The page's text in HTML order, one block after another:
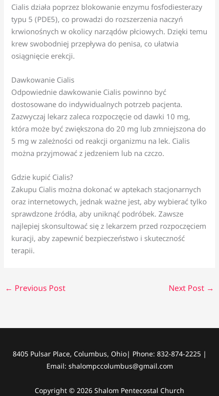
Cialis działa poprzez blokowanie enzymu fosfodiesterazy
typu 5 (PDE5), co prowadzi do rozszerzenia naczyń
krwionośnych w okolicy narządów płciowych. Dzięki temu
krew swobodniej przepływa do penisa, co ułatwia
osiągnięcie erekcji.
Dawkowanie Cialis
Odpowiednie dawkowanie Cialis powinno być
dostosowane do indywidualnych potrzeb pacjenta.
Zazwyczaj lekarz zaleca rozpoczęcie od dawki 10 mg,
która może być zwiększona do 20 mg lub zmniejszona do
5 mg w zależności od reakcji organizmu na lek. Cialis
można przyjmować z jedzeniem lub na czczo.
Gdzie kupić Cialis?
Zakupu Cialis można dokonać w aptekach stacjonarnych
oraz internetowych, jednak ważne jest, aby wybierać tylko
sprawdzone źródła, aby uniknąć podróbek. Zawsze
najlepiej skonsultować się z lekarzem przed rozpoczęciem
kuracji, aby zapewnić bezpieczeństwo i skuteczność
terapii.
← Previous Post Next Post →
8405 Pulsar Place, Columbus, Ohio| Phone: 832-874-2225 |
Email: shalompccolumbus@gmail.com
Copyright © 2026 Shalom Pentecostal Church